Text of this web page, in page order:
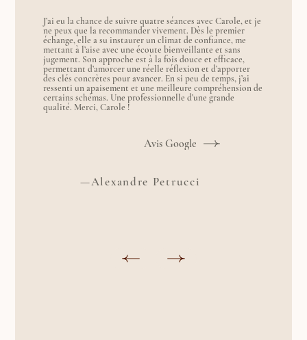
J’ai eu la chance de suivre quatre séances avec Carole, et je
ne peux que la recommander vivement. Dès le premier
échange, elle a su instaurer un climat de confiance, me
mettant à l’aise avec une écoute bienveillante et sans
jugement. Son approche est à la fois douce et efficace,
permettant d’amorcer une réelle réflexion et d’apporter
des clés concrètes pour avancer. En si peu de temps, j’ai
ressenti un apaisement et une meilleure compréhension de
certains schémas. Une professionnelle d’une grande
qualité. Merci, Carole !
—Alexandre Petrucci
Avis Google